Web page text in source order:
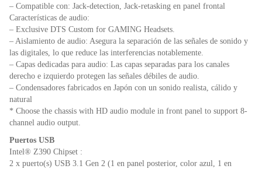
– Compatible con: Jack-detection, Jack-retasking en panel frontal
Características de audio:
– Exclusive DTS Custom for GAMING Headsets.
– Aislamiento de audio: Asegura la separación de las señales de sonido y
las digitales, lo que reduce las interferencias notablemente.
– Capas dedicadas para audio: Las capas separadas para los canales
derecho e izquierdo protegen las señales débiles de audio.
– Condensadores fabricados en Japón con un sonido realista, cálido y
natural
* Choose the chassis with HD audio module in front panel to support 8-
channel audio output.
Puertos USB
Intel® Z390 Chipset :
2 x puerto(s) USB 3.1 Gen 2 (1 en panel posterior, color azul, 1 en